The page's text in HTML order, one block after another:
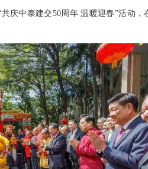
庆中泰建交50周年 温暖迎春”活动